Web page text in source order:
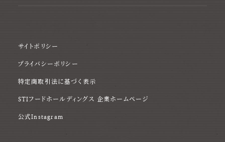
サイトポリシー
プライバシーポリシー
特定商取引法に基づく表示
STIフードホールディングス 企業ホームページ
公式Instagram